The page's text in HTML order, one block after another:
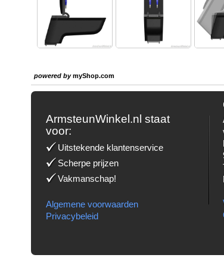
powered bymyShop.com
ArmsteunWinkel.nl staat
voor:
Uitstekende klantenservice
Scherpe prijzen
Vakmanschap!
Algemene voorwaarden
Privacybeleid